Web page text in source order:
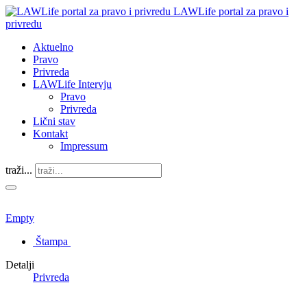
LAWLife portal za pravo i
privredu
Aktuelno
Pravo
Privreda
LAWLife Intervju
Pravo
Privreda
Lični stav
Kontakt
Impressum
traži...
Empty
Štampa
Detalji
Privreda